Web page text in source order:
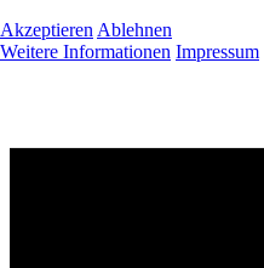
Akzeptieren Ablehnen
Weitere Informationen Impressum